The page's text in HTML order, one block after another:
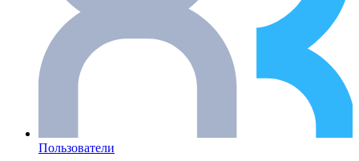
Пользователи